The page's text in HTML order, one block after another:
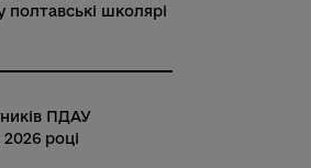
полтавські школярі
ПДАУ
році